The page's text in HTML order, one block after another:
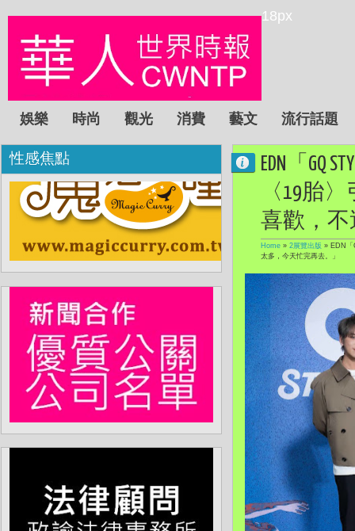
18px
娛樂 時尚 觀光 消費 藝文 流行話題
EDN「GQ
〈19胎
喜歡，不
Home » 2展覽出版 » EDN「
太多，今天忙完再去。」
性感焦點